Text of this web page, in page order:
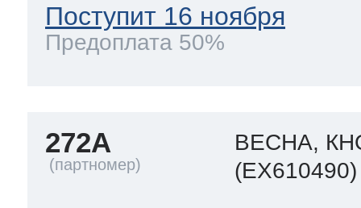
Поступит 16 ноября
Предоплата 50%
272A
ВЕСНА,
(EX610490)